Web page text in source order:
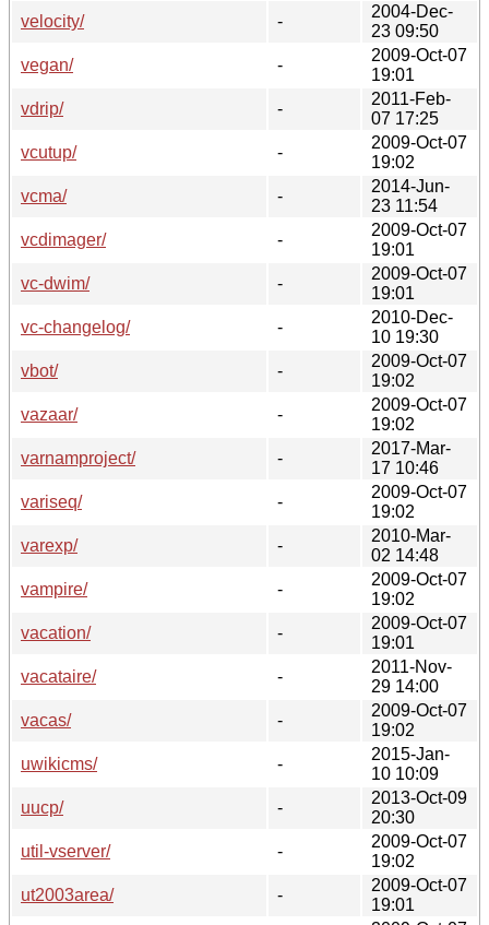
velocity/
-
2004-Dec-
23 09:50
vegan/
-
2009-Oct-07
19:01
vdrip/
-
2011-Feb-
07 17:25
vcutup/
-
2009-Oct-07
19:02
vcma/
-
2014-Jun-
23 11:54
vcdimager/
-
2009-Oct-07
19:01
vc-dwim/
-
2009-Oct-07
19:01
vc-changelog/
-
2010-Dec-
10 19:30
vbot/
-
2009-Oct-07
19:02
vazaar/
-
2009-Oct-07
19:02
varnamproject/
-
2017-Mar-
17 10:46
variseq/
-
2009-Oct-07
19:02
varexp/
-
2010-Mar-
02 14:48
vampire/
-
2009-Oct-07
19:02
vacation/
-
2009-Oct-07
19:01
vacataire/
-
2011-Nov-
29 14:00
vacas/
-
2009-Oct-07
19:02
uwikicms/
-
2015-Jan-
10 10:09
uucp/
-
2013-Oct-09
20:30
util-vserver/
-
2009-Oct-07
19:02
ut2003area/
-
2009-Oct-07
19:01